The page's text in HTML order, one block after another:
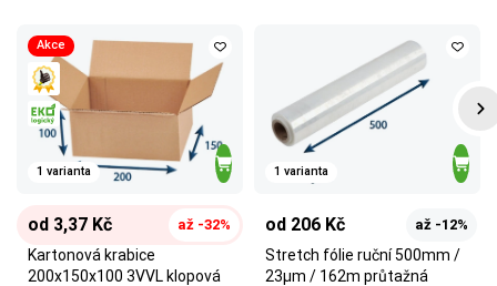
Akce
1 varianta
od 3,37 Kč až -32%
Kartonová krabice
200x150x100 3VVL klopová
1 varianta
od 206 Kč až -12%
Stretch fólie ruční 500mm /
23µm / 162m průtažná